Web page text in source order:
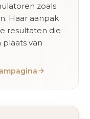
zoals
Haar aanpak
resultaten die
van